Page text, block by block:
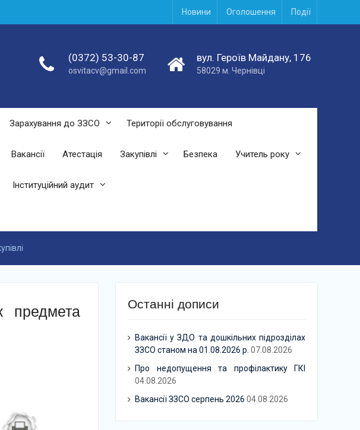
Новини Оголошення Події
(0372) 53-30-87
osvitacv@gmail.com
вул. Героїв Майдану, 176
58029 м. Чернівці
Зарахування до ЗЗСО Території обслуговування
Вакансії Атестація Закупівлі Безпека Учитель року
Інституційний аудит
предмета
Останні дописи
Вакансії у ЗДО та дошкільних підрозділах
ЗЗСО станом на 01.08.2026 р. 07.08.2026
Про недопущення та профілактику ГКІ
04.08.2026
Вакансії ЗЗСО серпень 2026 04.08.2026